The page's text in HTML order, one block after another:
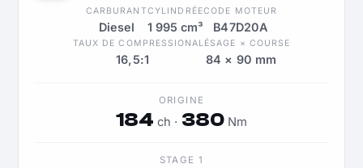
CARBURANT
Diesel
CYLINDRÉE
1 995 cm³
CODE MOTEUR
B47D20A
TAUX DE COMPRESSION
16,5:1
ALÉSAGE × COURSE
84 × 90 mm
ORIGINE
184 ch · 380Nm
STAGE 1